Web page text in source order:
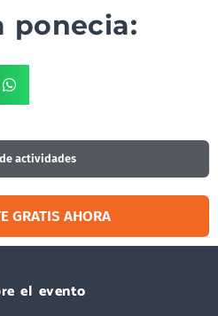
ponecia:
actividades
GRATIS AHORA
el evento